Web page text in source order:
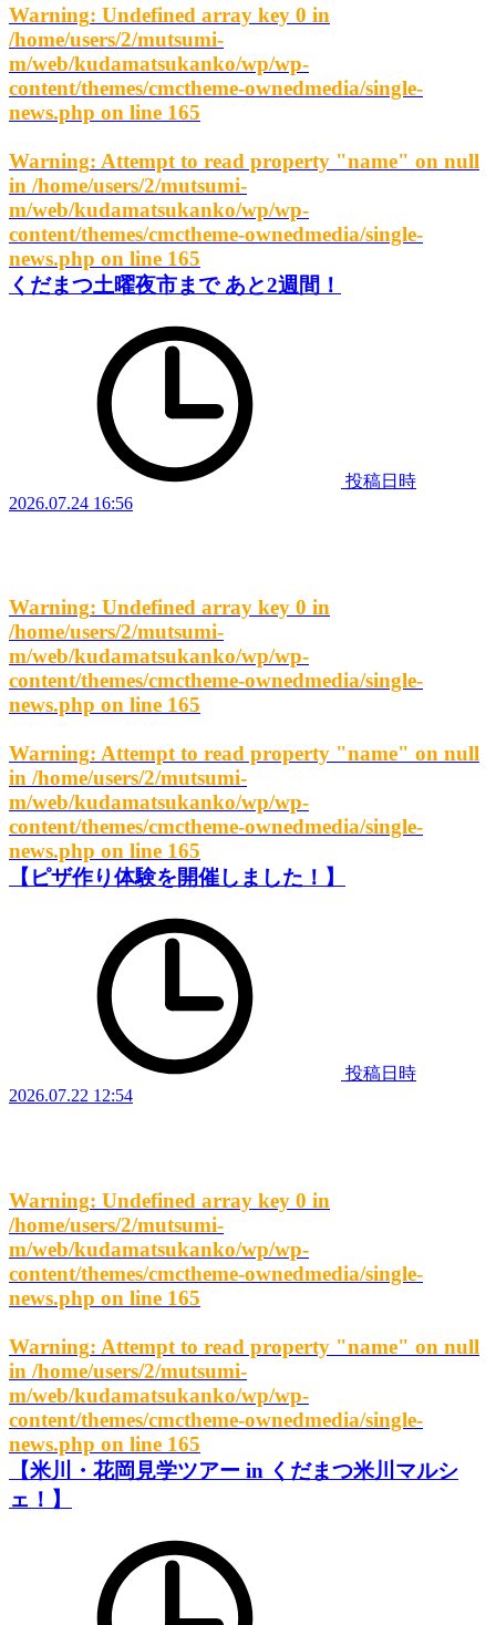
Warning: Undefined array key 0 in
/home/users/2/mutsumi-
m/web/kudamatsukanko/wp/wp-
content/themes/cmctheme-ownedmedia/single-
news.php on line 165
Warning: Attempt to read property "name" on null
in /home/users/2/mutsumi-
m/web/kudamatsukanko/wp/wp-
content/themes/cmctheme-ownedmedia/single-
news.php on line 165
くだまつ土曜夜市まで あと2週間！
投稿日時
2026.07.24 16:56
Warning: Undefined array key 0 in
/home/users/2/mutsumi-
m/web/kudamatsukanko/wp/wp-
content/themes/cmctheme-ownedmedia/single-
news.php on line 165
Warning: Attempt to read property "name" on null
in /home/users/2/mutsumi-
m/web/kudamatsukanko/wp/wp-
content/themes/cmctheme-ownedmedia/single-
news.php on line 165
【ピザ作り体験を開催しました！】
投稿日時
2026.07.22 12:54
Warning: Undefined array key 0 in
/home/users/2/mutsumi-
m/web/kudamatsukanko/wp/wp-
content/themes/cmctheme-ownedmedia/single-
news.php on line 165
Warning: Attempt to read property "name" on null
in /home/users/2/mutsumi-
m/web/kudamatsukanko/wp/wp-
content/themes/cmctheme-ownedmedia/single-
news.php on line 165
【米川・花岡見学ツアー in くだまつ米川マルシ
ェ！】